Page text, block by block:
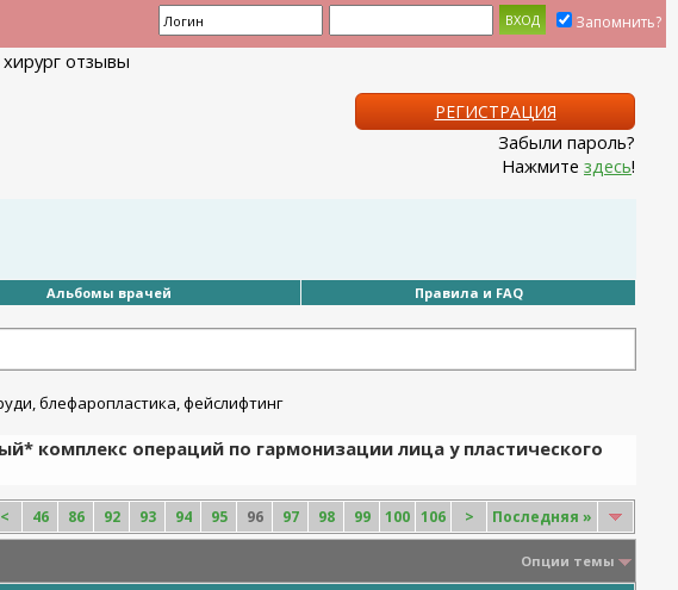
Запомнить?
РЕГИСТРАЦИЯ
Забыли пароль?
Нажмите здесь!
Альбомы врачей Правила и FAQ
комплекс операций по гармонизации лица у пластического
< 46 86 92 93 94 95 96 97 98 99 100 106 > Последняя »
Опции темы